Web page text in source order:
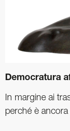
Democratura
In margine ai
perché è